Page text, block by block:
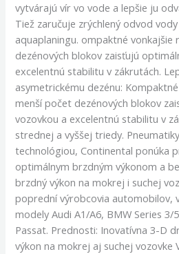
vytvárajú vír vo vode a lepšie ju
Tiež zaručuje zrýchlený odvod
aquaplaningu. ompaktné vonkajšie
dezénových blokov zaisťujú
excelentnú stabilitu v zákrutách.
asymetrickému dezénu:
menší počet dezénových blokov
vozovkou a excelentnú stabilitu v
strednej a vyššej triedy.
technológiou, Continental ponúka
optimálnym brzdným výkonom a
brzdný výkon na mokrej i suchej
poprední výrobcovia automobilov,
modely Audi A1/A6, BMW Series 3/
Passat. Prednosti: Inovatívna 3-D
výkon na mokrej aj suchej vozovke